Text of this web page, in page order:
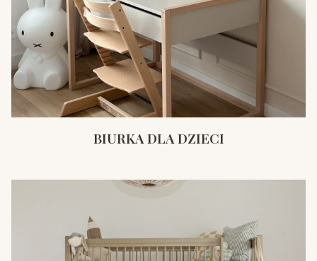
BIURKA DLA DZIECI